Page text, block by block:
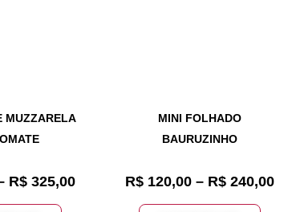
MUZZARELA
R$325,00
MINI FOLHADO
BAURUZINHO
R$120,00 – R$240,00